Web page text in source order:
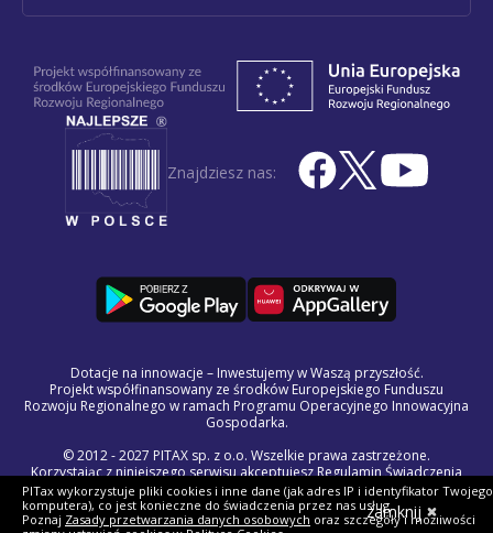
Znajdziesz nas:
Dotacje na innowacje – Inwestujemy w Waszą przyszłość.
Projekt współfinansowany ze środków Europejskiego Funduszu
Rozwoju Regionalnego w ramach Programu Operacyjnego Innowacyjna
Gospodarka.
© 2012 - 2027 PITAX sp. z o.o. Wszelkie prawa zastrzeżone.
Korzystając z niniejszego serwisu akceptujeszRegulamin Świadczenia
Usług Drogą Elektroniczną, politykę przetwarzania danych osobowych
oraz politykę plików cookie »
PITax wykorzystuje pliki cookies i inne dane (jak adres IP i identyfikator Twojego
komputera), co jest konieczne do świadczenia przez nas usług.
Poznaj Zasady przetwarzania danych osobowych oraz szczegóły i możliwości
zamknij